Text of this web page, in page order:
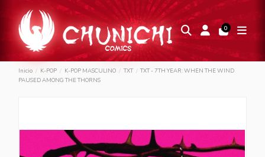
0
Inicio K-POP K-POP MASCULINO TXT
TXT - 7TH YEAR: WHEN THE WIND
PAUSED AMONG THE THORNS